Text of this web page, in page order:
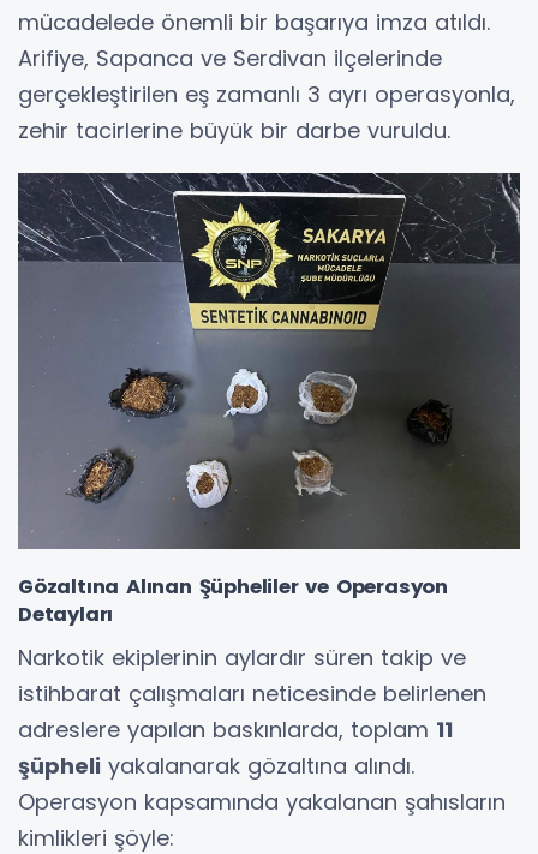
mücadelede önemli bir başarıya imza atıldı.
Arifiye, Sapanca ve Serdivan ilçelerinde
gerçekleştirilen eş zamanlı 3 ayrı operasyonla,
zehir tacirlerine büyük bir darbe vuruldu.
Gözaltına Alınan Şüpheliler ve Operasyon
Detayları
Narkotik ekiplerinin aylardır süren takip ve
istihbarat çalışmaları neticesinde belirlenen
adreslere yapılan baskınlarda, toplam 11
şüpheli yakalanarak gözaltına alındı.
Operasyon kapsamında yakalanan şahısların
kimlikleri şöyle: